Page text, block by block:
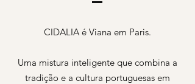
CIDALIA é Viana em Paris.
Uma mistura inteligente que combina a
tradição e a cultura portuguesas em